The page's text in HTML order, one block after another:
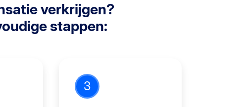
verkrijgen?
stappen:
3